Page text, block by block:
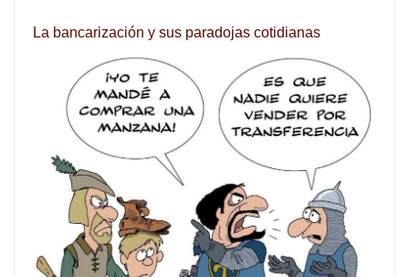
La bancarización y sus paradojas cotidianas